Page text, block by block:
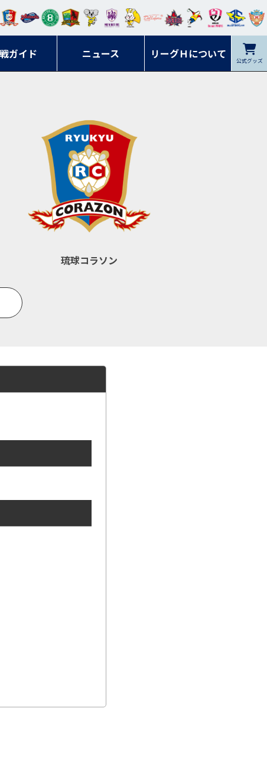
ガイド ニュース リーグＨについて 公式グッズ
ルネ コラ
ンマ
ーレ
ービ
ー石
ック 名古
オレ
ット
ツ
フォ
ーレ
岡山
イプ
ルレ
ッズ
シラ トピ
ンデ
ィー
クヤ
鹿児
島
琉球コラソン